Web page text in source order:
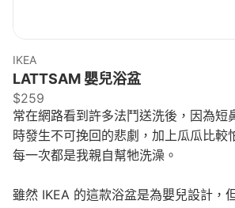
IKEA
LATTSAM 嬰兒浴盆
$259
常在網路看到許多法鬥送洗後，因為短
時發生不可挽回的悲劇，加上瓜瓜比較
每一次都是我親自幫牠洗澡。
雖然 IKEA 的這款浴盆是為嬰兒設計，